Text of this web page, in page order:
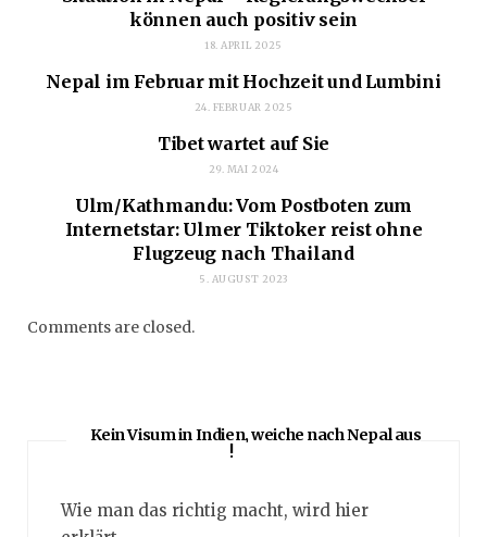
können auch positiv sein
18. APRIL 2025
Nepal im Februar mit Hochzeit und Lumbini
24. FEBRUAR 2025
Tibet wartet auf Sie
29. MAI 2024
Ulm/Kathmandu: Vom Postboten zum
Internetstar: Ulmer Tiktoker reist ohne
Flugzeug nach Thailand
5. AUGUST 2023
Comments are closed.
Kein Visum in Indien, weiche nach Nepal aus
!
Wie man das richtig macht, wird hier